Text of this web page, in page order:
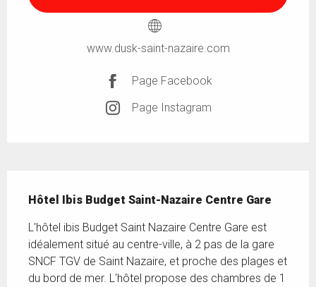
www.dusk-saint-nazaire.com
Page Facebook
Page Instagram
Hôtel Ibis Budget Saint-Nazaire Centre Gare
L'hôtel ibis Budget Saint Nazaire Centre Gare est
idéalement situé au centre-ville, à 2 pas de la gare
SNCF TGV de Saint Nazaire, et proche des plages et
du bord de mer. L'hôtel propose des chambres de 1